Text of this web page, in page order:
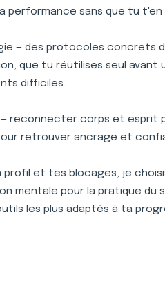
performance sans que tu t'en
— des protocoles concrets
que tu réutilises seul avant
difficiles.
— reconnecter corps et esprit
retrouver ancrage et
profil et tes blocages, je
mentale pour la pratique du
les plus adaptés à ta